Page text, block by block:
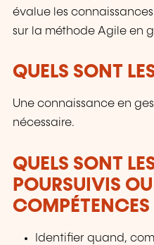
évalue les
sur la méthode Agile en
QUELS SONT
Une connaissance en
nécessaire.
QUELS SONT
POURSUIVIS OU
COMPÉTENCES
Identifier quand,